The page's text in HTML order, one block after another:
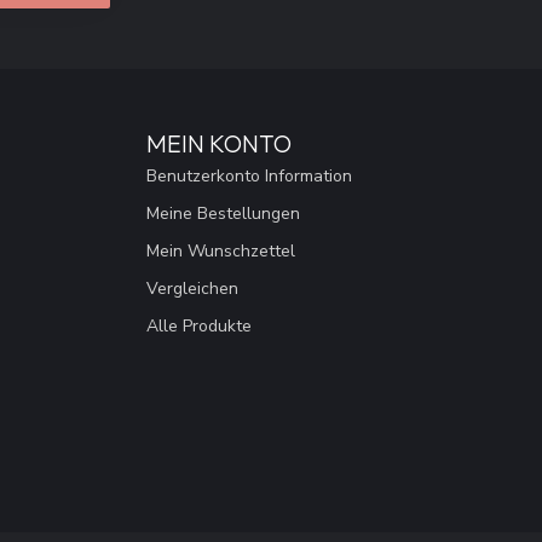
MEIN KONTO
Benutzerkonto Information
Meine Bestellungen
Mein Wunschzettel
Vergleichen
Alle Produkte